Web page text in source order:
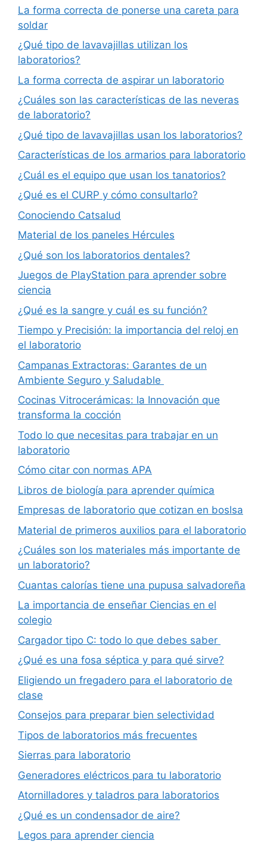
La forma correcta de ponerse una careta para
soldar
¿Qué tipo de lavavajillas utilizan los
laboratorios?
La forma correcta de aspirar un laboratorio
¿Cuáles son las características de las neveras
de laboratorio?
¿Qué tipo de lavavajillas usan los laboratorios?
Características de los armarios para laboratorio
¿Cuál es el equipo que usan los tanatorios?
¿Qué es el CURP y cómo consultarlo?
Conociendo Catsalud
Material de los paneles Hércules
¿Qué son los laboratorios dentales?
Juegos de PlayStation para aprender sobre
ciencia
¿Qué es la sangre y cuál es su función?
Tiempo y Precisión: la importancia del reloj en
el laboratorio
Campanas Extractoras: Garantes de un
Ambiente Seguro y Saludable
Cocinas Vitrocerámicas: la Innovación que
transforma la cocción
Todo lo que necesitas para trabajar en un
laboratorio
Cómo citar con normas APA
Libros de biología para aprender química
Empresas de laboratorio que cotizan en boslsa
Material de primeros auxilios para el laboratorio
¿Cuáles son los materiales más importante de
un laboratorio?
Cuantas calorías tiene una pupusa salvadoreña
La importancia de enseñar Ciencias en el
colegio
Cargador tipo C: todo lo que debes saber
¿Qué es una fosa séptica y para qué sirve?
Eligiendo un fregadero para el laboratorio de
clase
Consejos para preparar bien selectividad
Tipos de laboratorios más frecuentes
Sierras para laboratorio
Generadores eléctricos para tu laboratorio
Atornilladores y taladros para laboratorios
¿Qué es un condensador de aire?
Legos para aprender ciencia